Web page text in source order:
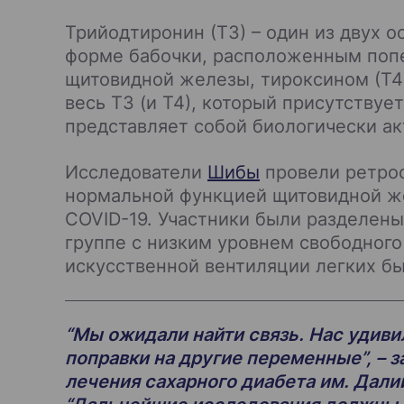
Трийодтиронин (Т3) – один из двух
форме бабочки, расположенным
щитовидной железы, тироксином
весь Т3 (и Т4), который
представляет собой биологически
Исследователи Шибы провели
нормальной функцией щитовидной
COVID-19. Участники были
группе с низким уровнем
искусственной вентиляции легких
“Мы ожидали найти связь. Нас
поправки на другие переменные”, –
лечения сахарного диабета им.